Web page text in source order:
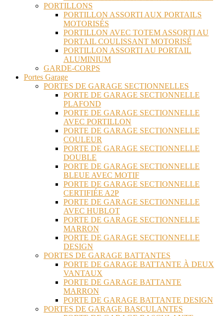
PORTILLONS
PORTILLON ASSORTI AUX PORTAILS
MOTORISÉS
PORTILLON AVEC TOTEM ASSORTI AU
PORTAIL COULISSANT MOTORISÉ
PORTILLON ASSORTI AU PORTAIL
ALUMINIUM
GARDE-CORPS
Portes Garage
PORTES DE GARAGE SECTIONNELLES
PORTE DE GARAGE SECTIONNELLE
PLAFOND
PORTE DE GARAGE SECTIONNELLE
AVEC PORTILLON
PORTE DE GARAGE SECTIONNELLE
COULEUR
PORTE DE GARAGE SECTIONNELLE
DOUBLE
PORTE DE GARAGE SECTIONNELLE
BLEUE AVEC MOTIF
PORTE DE GARAGE SECTIONNELLE
CERTIFIÉE A2P
PORTE DE GARAGE SECTIONNELLE
AVEC HUBLOT
PORTE DE GARAGE SECTIONNELLE
MARRON
PORTE DE GARAGE SECTIONNELLE
DESIGN
PORTES DE GARAGE BATTANTES
PORTE DE GARAGE BATTANTE À DEUX
VANTAUX
PORTE DE GARAGE BATTANTE
MARRON
PORTE DE GARAGE BATTANTE DESIGN
PORTES DE GARAGE BASCULANTES